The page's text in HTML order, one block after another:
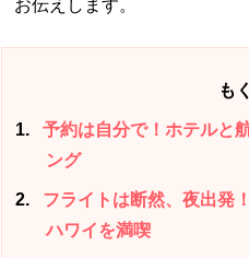
お伝えします。
も
1
予約は自分で！ホテルと
ング
2
フライトは断然、夜出発
ハワイを満喫